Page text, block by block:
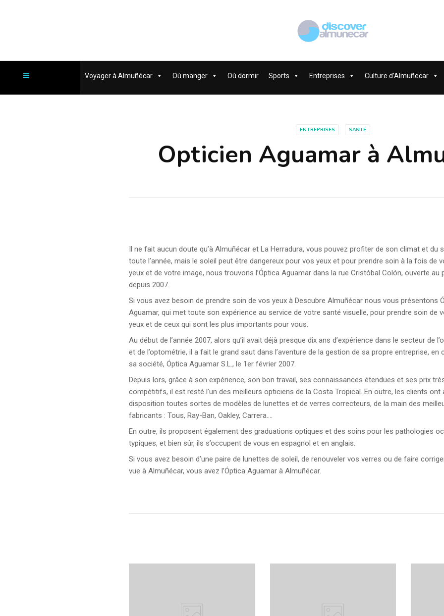
Voyager à Almuñécar Où manger Où dormir Sports Entreprises Culture d’Almuñecar
ENTREPRISES SANTÉ
Opticien Aguamar à
Il ne fait aucun doute qu’à Almuñécar et La Herradura, vous pouvez profiter de son climat et du
toute l’année, mais le soleil peut être dangereux pour vos yeux et pour prendre soin à la fois de
yeux et de votre image, nous trouvons l’Óptica Aguamar dans la rue Cristóbal Colón, ouverte au
depuis 2007.
Si vous avez besoin de prendre soin de vos yeux à Descubre Almuñécar nous vous présentons
Aguamar, qui met toute son expérience au service de votre santé visuelle, pour prendre soin de
yeux et de ceux qui sont les plus importants pour vous.
Au début de l’année 2007, alors qu’il avait déjà presque dix ans d’expérience dans le secteur de
et de l’optométrie, il a fait le grand saut dans l’aventure de la gestion de sa propre entreprise, en
sa société, Óptica Aguamar S.L., le 1er février 2007.
Depuis lors, grâce à son expérience, son bon travail, ses connaissances étendues et ses prix
compétitifs, il est resté l’un des meilleurs opticiens de la Costa Tropical. En outre, les clients ont
disposition toutes sortes de modèles de lunettes et de verres correcteurs, de la main des
fabricants : Tous, Ray-Ban, Oakley, Carrera….
En outre, ils proposent également des graduations optiques et des soins pour les pathologies
typiques, et bien sûr, ils s’occupent de vous en espagnol et en anglais.
Si vous avez besoin d’une paire de lunettes de soleil, de renouveler vos verres ou de faire
vue à Almuñécar, vous avez l’Óptica Aguamar à Almuñécar.